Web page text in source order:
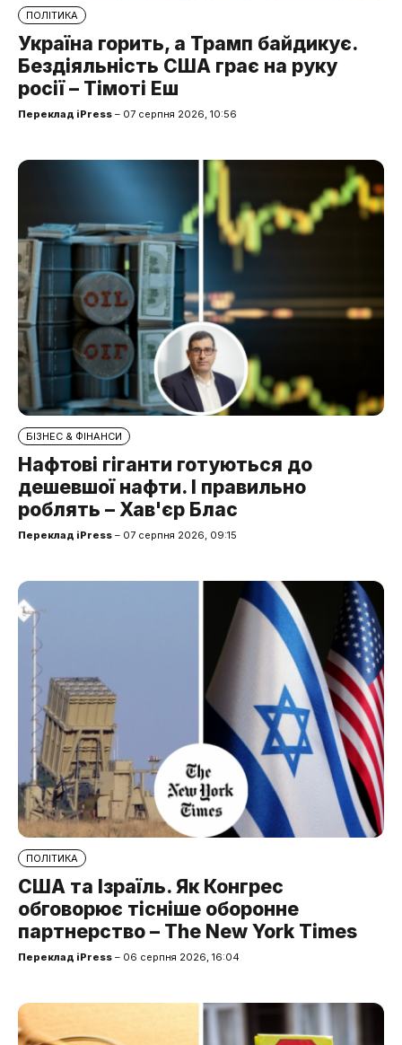
ПОЛІТИКА
Україна горить, а Трамп байдикує.
Бездіяльність США грає на руку
росії – Тімоті Еш
Переклад iPress – 07 серпня 2026, 10:56
БІЗНЕС & ФІНАНСИ
Нафтові гіганти готуються до
дешевшої нафти. І правильно
роблять – Хав'єр Блас
Переклад iPress – 07 серпня 2026, 09:15
ПОЛІТИКА
США та Ізраїль. Як Конгрес
обговорює тісніше оборонне
партнерство – The New York Times
Переклад iPress – 06 серпня 2026, 16:04